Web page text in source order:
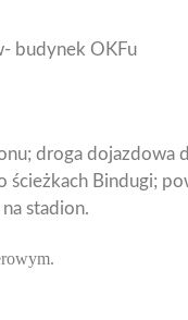
budynek OKFu
droga dojazdowa
ścieżkach Bindugi;
stadion.